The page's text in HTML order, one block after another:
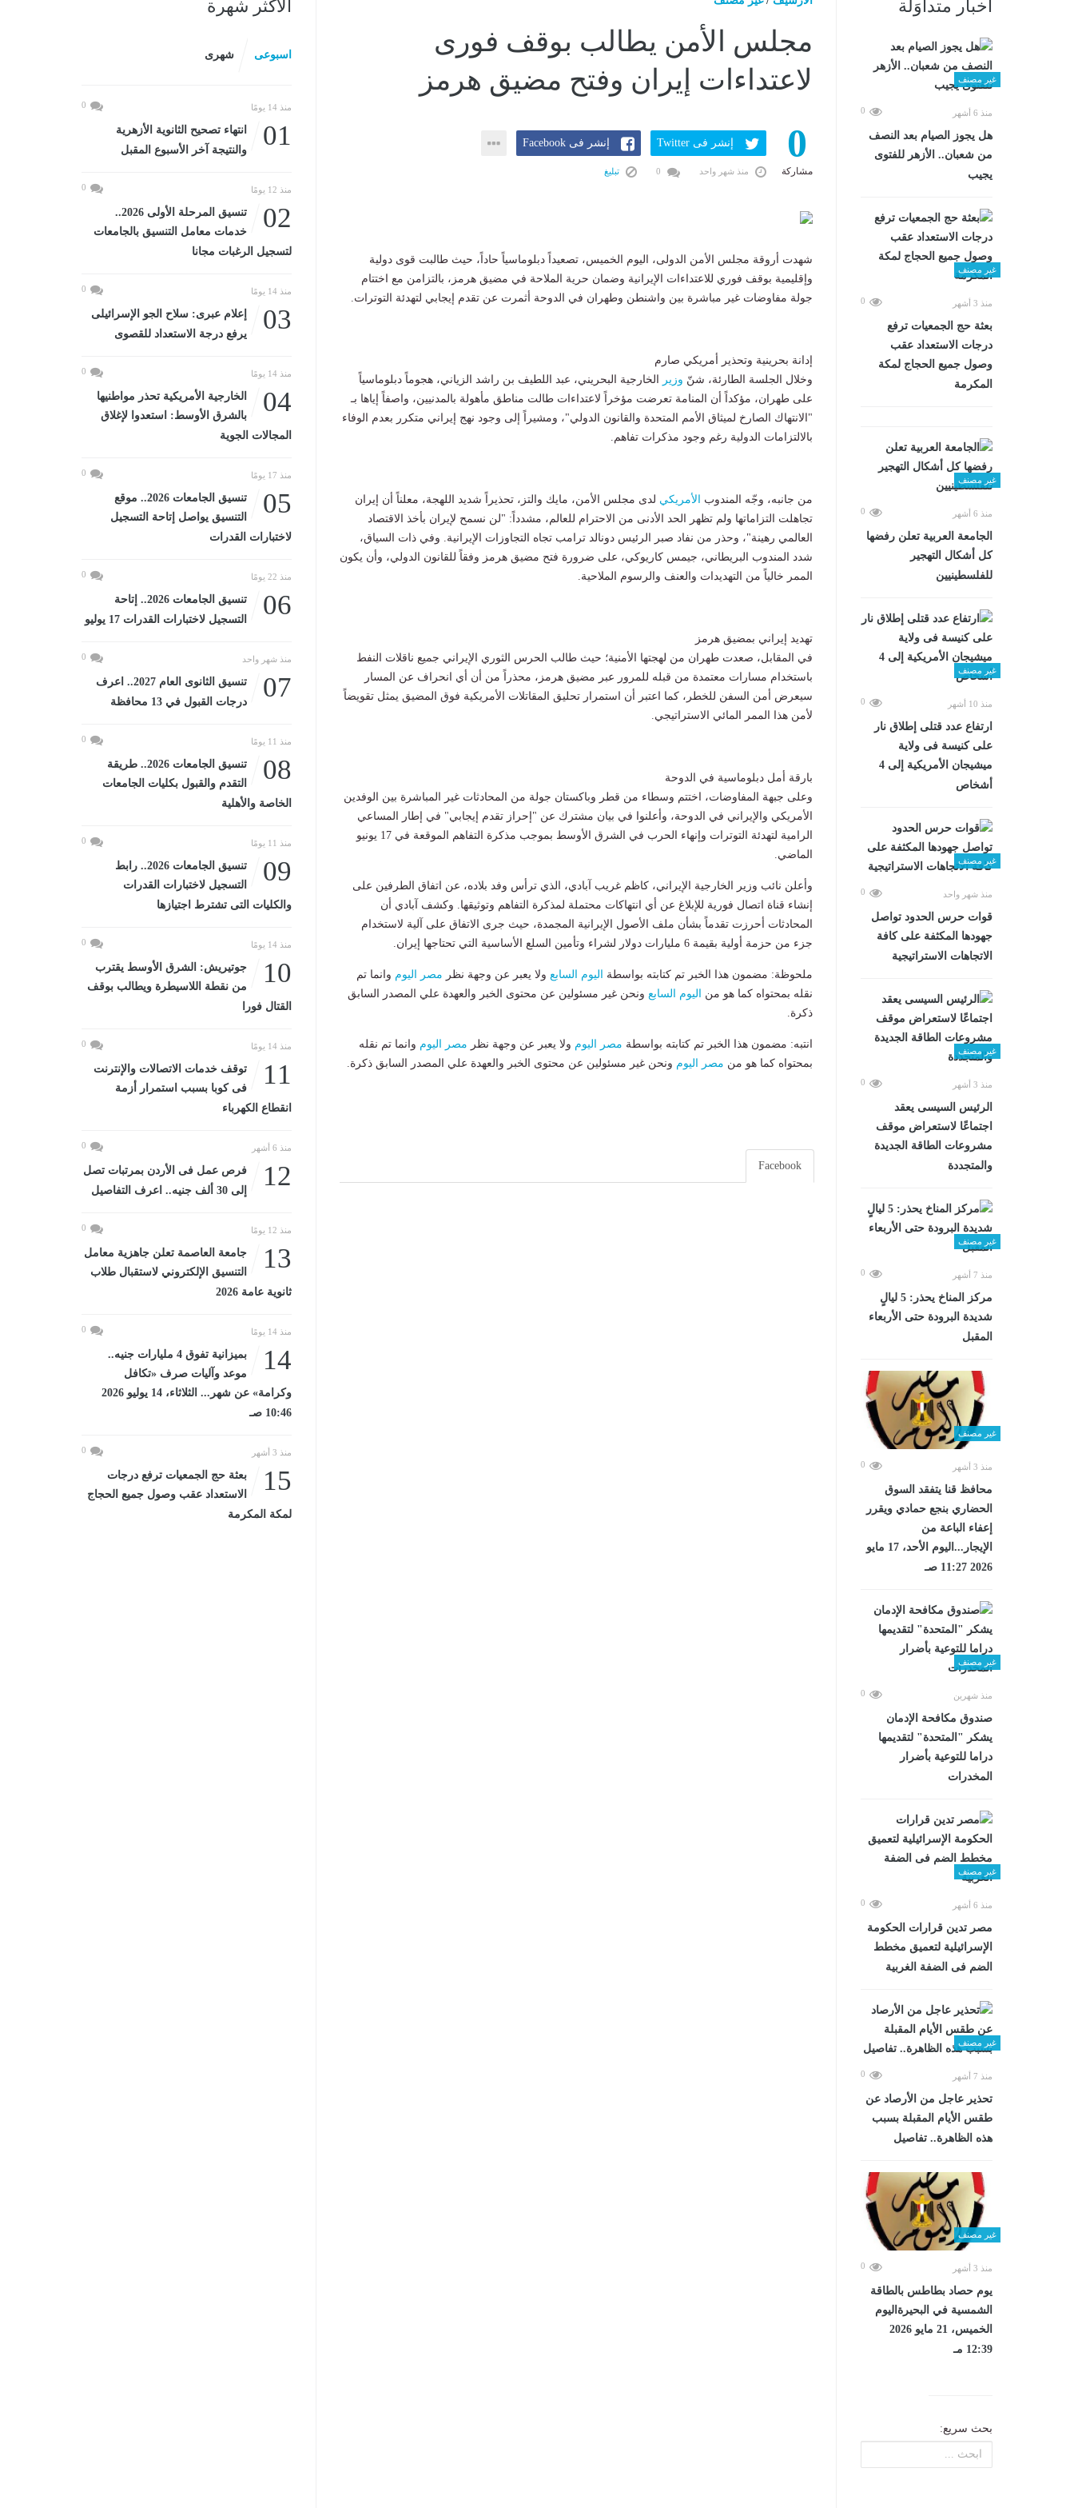
أخبار متداوَلة
غير مصنف
منذ 6 أشهر 0
هل يجوز الصيام بعد النصف
من شعبان.. الأزهر للفتوى
يجيب
غير مصنف
منذ 3 أشهر 0
بعثة حج الجمعيات ترفع
درجات الاستعداد عقب
وصول جميع الحجاج لمكة
المكرمة
غير مصنف
منذ 6 أشهر 0
الجامعة العربية تعلن رفضها
كل أشكال التهجير
للفلسطينيين
غير مصنف
منذ 10 أشهر 0
ارتفاع عدد قتلى إطلاق نار
على كنيسة فى ولاية
ميشيجان الأمريكية إلى 4
أشخاص
غير مصنف
منذ شهر واحد 0
قوات حرس الحدود تواصل
جهودها المكثفة على كافة
الاتجاهات الاستراتيجية
غير مصنف
منذ 3 أشهر 0
الرئيس السيسى يعقد
اجتماعًا لاستعراض موقف
مشروعات الطاقة الجديدة
والمتجددة
غير مصنف
منذ 7 أشهر 0
مركز المناخ يحذر: 5 ليالٍ
شديدة البرودة حتى الأربعاء
المقبل
غير مصنف
منذ 3 أشهر 0
محافظ قنا يتفقد السوق
الحضاري بنجع حمادي ويقرر
إعفاء الباعة من
الإيجار...اليوم الأحد، 17 مايو
2026 11:27 صـ
غير مصنف
منذ شهرين 0
صندوق مكافحة الإدمان
يشكر "المتحدة" لتقديمها
دراما للتوعية بأضرار
المخدرات
غير مصنف
منذ 6 أشهر 0
مصر تدين قرارات الحكومة
الإسرائيلية لتعميق مخطط
الضم فى الضفة الغربية
غير مصنف
منذ 7 أشهر 0
تحذير عاجل من الأرصاد عن
طقس الأيام المقبلة بسبب
هذه الظاهرة.. تفاصيل
غير مصنف
منذ 3 أشهر 0
يوم حصاد بطاطس بالطاقة
الشمسية في البحيرةاليوم
الخميس، 21 مايو 2026
12:39 مـ
بحث سريع:
مجلس الأمن يطالب بوقف فورى
لاعتداءات إيران وفتح مضيق هرمز
0
مشاركة
إنشر فى Twitter إنشر فى Facebook
منذ شهر واحد تبليغ
شهدت أروقة مجلس الأمن الدولى، اليوم الخميس، تصعيداً دبلوماسياً حاداً، حيث طالبت قوى دولية
وإقليمية بوقف فوري للاعتداءات الإيرانية وضمان حرية الملاحة في مضيق هرمز، بالتزامن مع اختتام
جولة مفاوضات غير مباشرة بين واشنطن وطهران في الدوحة أثمرت عن تقدم إيجابي لتهدئة التوترات.
إدانة بحرينية وتحذير أمريكي صارم
وخلال الجلسة الطارئة، شنّ وزير
الخارجية البحريني، عبد اللطيف بن راشد الزياني، هجوماً دبلوماسياً
على طهران، مؤكداً أن المنامة تعرضت مؤخراً لاعتداءات طالت مناطق مأهولة بالمدنيين، واصفاً إياها بـ
"الانتهاك الصارخ لميثاق الأمم المتحدة والقانون الدولي"، ومشيراً إلى وجود نهج إيراني متكرر بعدم الوفاء
بالالتزامات الدولية رغم وجود مذكرات تفاهم.
من جانبه، وجّه المندوب الأمريكي لدى مجلس الأمن، مايك والتز، تحذيراً شديد اللهجة، معلناً أن إيران
تجاهلت التزاماتها ولم تظهر الحد الأدنى من الاحترام للعالم، مشدداً: "لن نسمح لإيران بأخذ الاقتصاد
العالمي رهينة"، وحذر من نفاد صبر الرئيس دونالد ترامب تجاه التجاوزات الإيرانية. وفي ذات السياق،
شدد المندوب البريطاني، جيمس كاريوكي، على ضرورة فتح مضيق هرمز وفقاً للقانون الدولي، وأن يكون
الممر خالياً من التهديدات والعنف والرسوم الملاحية.
تهديد إيراني بمضيق هرمز
في المقابل، صعدت طهران من لهجتها الأمنية؛ حيث طالب الحرس الثوري الإيراني جميع ناقلات النفط
باستخدام مسارات معتمدة من قبله للمرور عبر مضيق هرمز، محذراً من أن أي انحراف عن المسار
سيعرض أمن السفن للخطر، كما اعتبر أن استمرار تحليق المقاتلات الأمريكية فوق المضيق يمثل تقويضاً
لأمن هذا الممر المائي الاستراتيجي.
بارقة أمل دبلوماسية في الدوحة
وعلى جبهة المفاوضات، اختتم وسطاء من قطر وباكستان جولة من المحادثات غير المباشرة بين الوفدين
الأمريكي والإيراني في الدوحة، وأعلنوا في بيان مشترك عن "إحراز تقدم إيجابي" في إطار المساعي
الرامية لتهدئة التوترات وإنهاء الحرب في الشرق الأوسط بموجب مذكرة التفاهم الموقعة في 17 يونيو
الماضي.
وأعلن نائب وزير الخارجية الإيراني، كاظم غريب آبادي، الذي ترأس وفد بلاده، عن اتفاق الطرفين على
إنشاء قناة اتصال فورية للإبلاغ عن أي انتهاكات محتملة لمذكرة التفاهم وتوثيقها. وكشف آبادي أن
المحادثات أحرزت تقدماً بشأن ملف الأصول الإيرانية المجمدة، حيث جرى الاتفاق على آلية لاستخدام
جزء من حزمة أولية بقيمة 6 مليارات دولار لشراء وتأمين السلع الأساسية التي تحتاجها إيران.
ملحوظة: مضمون هذا الخبر تم كتابته بواسطة اليوم السابع ولا يعبر عن وجهة نظر مصر اليوم وانما تم
نقله بمحتواه كما هو من
اليوم السابع ونحن غير مسئولين عن محتوى الخبر والعهدة علي المصدر السابق
ذكرة.
انتبه: مضمون هذا الخبر تم كتابته بواسطة مصر اليوم ولا يعبر عن وجهة نظر مصر اليوم وانما تم نقله
بمحتواه كما هو من مصر اليوم ونحن غير مسئولين عن محتوى الخبر والعهدة علي المصدر السابق ذكرة.
Facebook
الأكثر شهرة
اسبوعى شهرى
منذ 14 يومًا 0
01
انتهاء تصحيح الثانوية الأزهرية
والنتيجة آخر الأسبوع المقبل
منذ 12 يومًا 0
02
تنسيق المرحلة الأولى 2026..
خدمات معامل التنسيق بالجامعات
لتسجيل الرغبات مجانا
منذ 14 يومًا 0
03
إعلام عبرى: سلاح الجو الإسرائيلى
يرفع درجة الاستعداد للقصوى
منذ 14 يومًا 0
04
الخارجية الأمريكية تحذر مواطنيها
بالشرق الأوسط: استعدوا لإغلاق
المجالات الجوية
منذ 17 يومًا 0
05
تنسيق الجامعات 2026.. موقع
التنسيق يواصل إتاحة التسجيل
لاختبارات القدرات
منذ 22 يومًا 0
06
تنسيق الجامعات 2026.. إتاحة
التسجيل لاختبارات القدرات 17 يوليو
منذ شهر واحد 0
07
تنسيق الثانوى العام 2027.. اعرف
درجات القبول في 13 محافظة
منذ 11 يومًا 0
08
تنسيق الجامعات 2026.. طريقة
التقدم والقبول بكليات الجامعات
الخاصة والأهلية
منذ 11 يومًا 0
09
تنسيق الجامعات 2026.. رابط
التسجيل لاختبارات القدرات
والكليات التى تشترط اجتيازها
منذ 14 يومًا 0
10
جوتيريش: الشرق الأوسط يقترب
من نقطة اللاسيطرة ويطالب بوقف
القتال فورا
منذ 14 يومًا 0
11
توقف خدمات الاتصالات والإنترنت
فى كوبا بسبب استمرار أزمة
انقطاع الكهرباء
منذ 6 أشهر 0
12
فرص عمل فى الأردن بمرتبات تصل
إلى 30 ألف جنيه.. اعرف التفاصيل
منذ 12 يومًا 0
13
جامعة العاصمة تعلن جاهزية معامل
التنسيق الإلكتروني لاستقبال طلاب
ثانوية عامة 2026
منذ 14 يومًا 0
14
بميزانية تفوق 4 مليارات جنيه..
موعد وآليات صرف «تكافل
وكرامة» عن شهر... الثلاثاء، 14 يوليو 2026
10:46 صـ
منذ 3 أشهر 0
15
بعثة حج الجمعيات ترفع درجات
الاستعداد عقب وصول جميع الحجاج
لمكة المكرمة